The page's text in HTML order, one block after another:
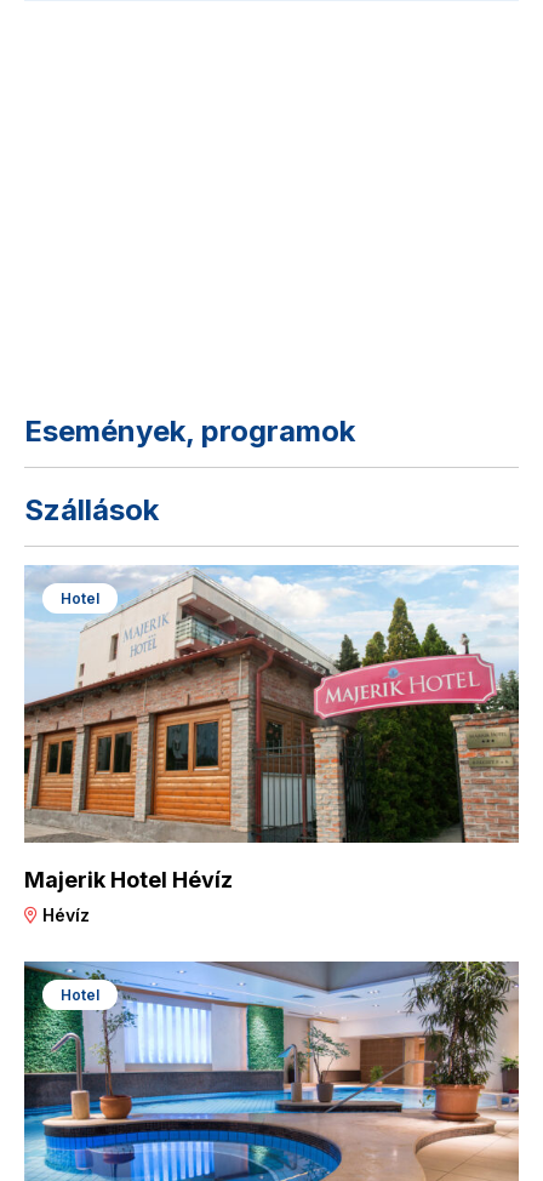
Események, programok
Szállások
Hotel
Majerik Hotel Hévíz
Hévíz
Hotel